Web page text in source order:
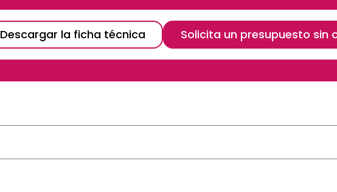
Descargar la ficha técnica Solicita un presupuesto sin